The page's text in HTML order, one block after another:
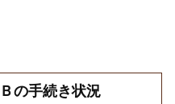
の手続き状況